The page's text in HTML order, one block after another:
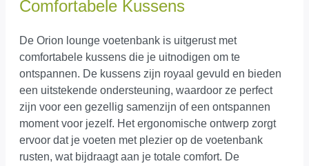
Comfortabele Kussens
De Orion lounge voetenbank is uitgerust met
comfortabele kussens die je uitnodigen om te
ontspannen. De kussens zijn royaal gevuld en bieden
een uitstekende ondersteuning, waardoor ze perfect
zijn voor een gezellig samenzijn of een ontspannen
moment voor jezelf. Het ergonomische ontwerp zorgt
ervoor dat je voeten met plezier op de voetenbank
rusten, wat bijdraagt aan je totale comfort. De